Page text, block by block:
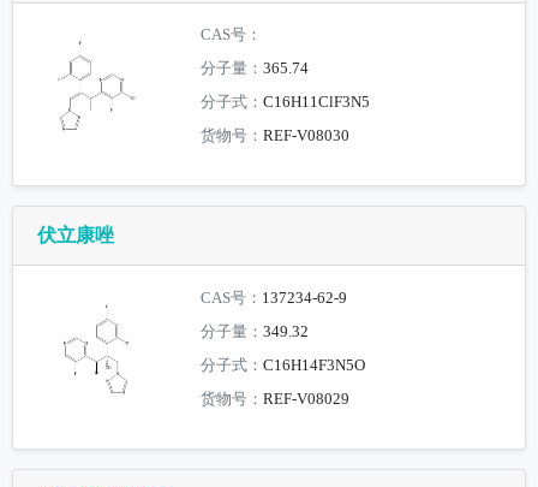
CAS号：
分子量：365.74
分子式：C16H11ClF3N5
货物号：REF-V08030
伏立康唑
CAS号： 137234-62-9
分子量：349.32
分子式：C16H14F3N5O
货物号：REF-V08029